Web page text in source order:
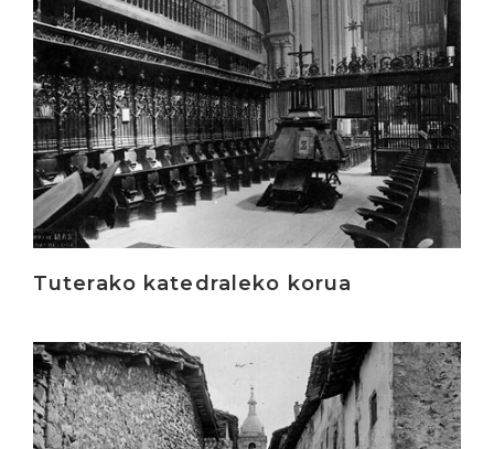
Tuterako katedraleko korua
Irakurri